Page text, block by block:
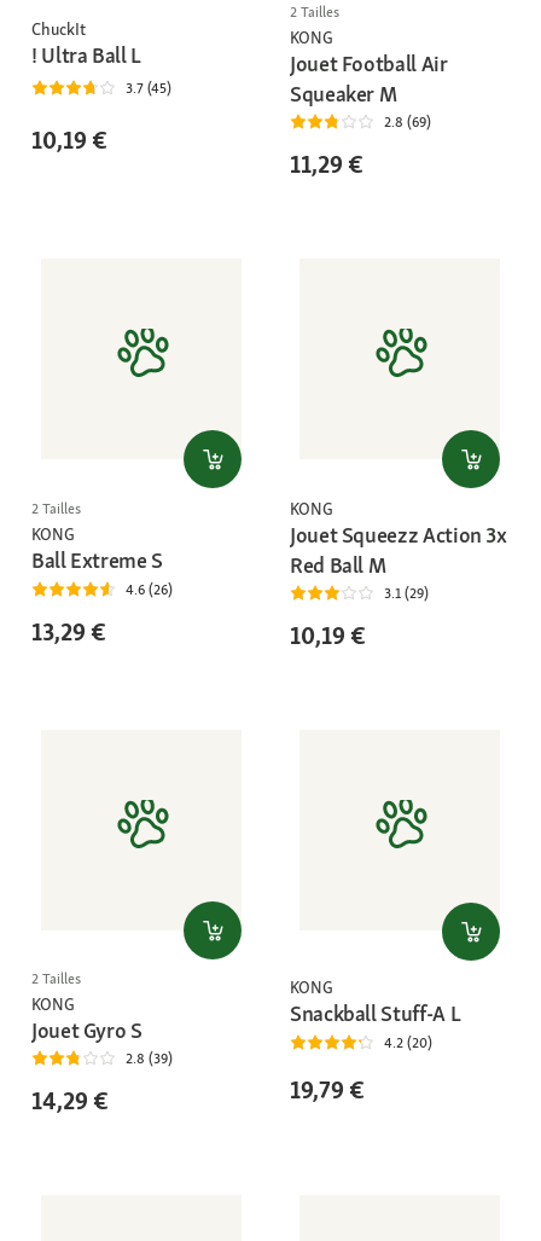
ChuckIt
! Ultra Ball L
3.7 (45)
10,19 €
2 Tailles
KONG
Jouet Football Air
Squeaker M
2.8 (69)
11,29 €
2 Tailles
KONG
Ball Extreme S
4.6 (26)
13,29 €
KONG
Jouet Squeezz Action 3x
Red Ball M
3.1 (29)
10,19 €
2 Tailles
KONG
Jouet Gyro S
2.8 (39)
14,29 €
KONG
Snackball Stuff-A L
4.2 (20)
19,79 €